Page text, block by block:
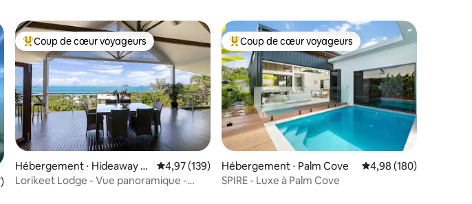
sur 5
sur la base de 117 commentaires : 4,93 sur 5
Coups de cœur voyageurs les plus appréciés
Coup de cœur voyageurs
Hébergement ⋅ Hideaway B
ay
Évaluation moyenne sur la base de 139 commentaires : 4,97 sur 5
4,97 (139)
Lorikeet Lodge - Vue panoramique -
Coups de cœur voyageurs les plus appréciés
Coup de cœur voyageurs
Hébergement ⋅ Palm Cove Évaluation moyenne
4,98 (180)
SPIRE - Luxe à Palm Cove